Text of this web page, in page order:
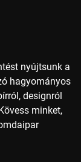
nyújtsunk a
hagyományos
designról
minket,